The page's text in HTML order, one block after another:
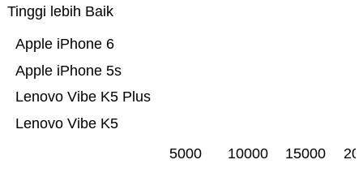
Tinggi lebih Baik
Lenovo Vibe K5
Lenovo Vibe K5 Plus
Apple iPhone 5s
Apple iPhone 6
5000 10000 15000